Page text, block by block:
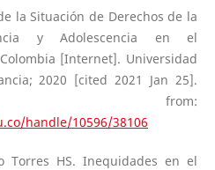
la Situación de Derechos de la
y Adolescencia en el
[Internet]. Universidad
2020 [cited 2021 Jan 25].
from:
handle/10596/38106
Torres HS. Inequidades en el